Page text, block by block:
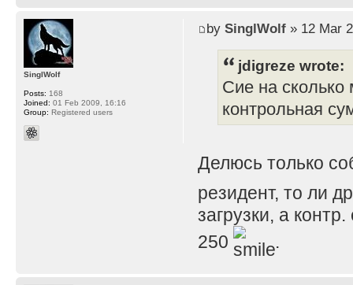
by SinglWolf» 12 Mar
jdigreze wrote:
Сие на сколько
контрольная
Делюсь только
резидент, то ли
загрузки, а
250
.
SinglWolf
Posts: 168
Joined: 01 Feb 2009, 16:16
Group: Registered users